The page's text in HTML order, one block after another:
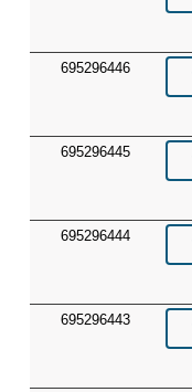
695296446
695296445
695296444
695296443